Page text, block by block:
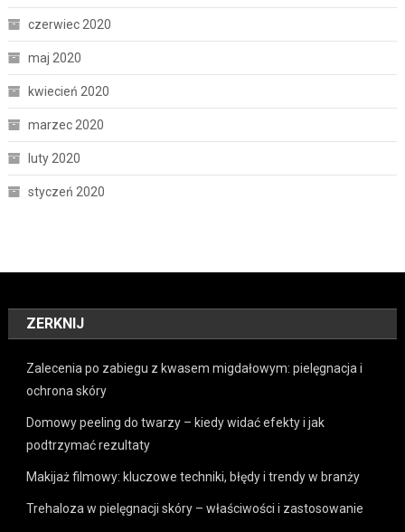
czerwiec 2020
maj 2020
kwiecień 2020
marzec 2020
luty 2020
styczeń 2020
ZERKNIJ
Zalecenia po zabiegu z kwasem migdałowym: pielęgnacja i
ochrona skóry
Domowy peeling do twarzy – kiedy widać efekty i jak
podtrzymać rezultaty
Makijaż filmowy: kluczowe techniki, błędy i trendy w branży
Trehaloza w pielęgnacji skóry – właściwości i zastosowanie